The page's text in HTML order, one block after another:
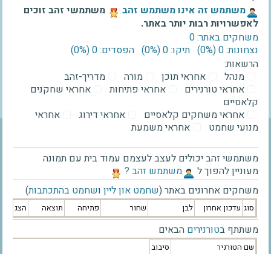
‫משתמש זה אינו משתמש זהב‬
משתמשי זהב זוכים
לאפשרויות רבות יותר באתר.
משחקים באתר: 0
נצחונות: 0 ‫(0%)‬
תיקו: 0 ‫(0%)‬
הפסדים: 0 ‫(0%)‬
הרשאות:
מנהל
אחראי תוכן מורה
מדריך-זהב
אחראי טורנירים
אחראי פתיחות
אחראי שחקנים
קלאסיים
אחראי משחקים קלאסיים
אחראי דירוג
אחראי
מנועי שחמט
אחראי משמעת
משתמשי זהב יכולים לעצב לעצמם עמוד בית עם תמונה
מעוניין להפוך ל
‫משתמש זהב ?‬
משחקים אחרונים באתר (שחמט און ליין ושחמט בהתכתבות)
סוג עדכון אחרון לבן שחור פתיחה תוצאה הצג
משתתף בטורנירים הבאים
שם הטורניר סיבוב